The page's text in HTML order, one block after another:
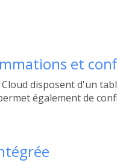
et
disposent d'un
également de